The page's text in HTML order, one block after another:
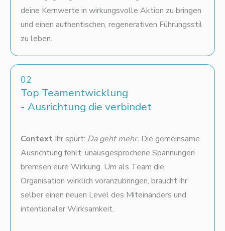
deine Kernwerte in wirkungsvolle Aktion zu bringen
und einen authentischen, regenerativen Führungsstil
zu leben.
02
Top Teamentwicklung
- Ausrichtung die verbindet
Context Ihr spürt: Da geht mehr. Die gemeinsame
Ausrichtung fehlt, unausgesprochene Spannungen
bremsen eure Wirkung. Um als Team die
Organisation wirklich voranzubringen, braucht ihr
selber einen neuen Level des Miteinanders und
intentionaler Wirksamkeit.